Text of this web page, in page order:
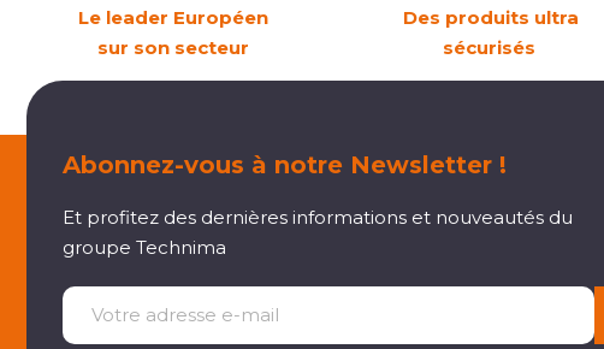
Le leader Européen
sur son secteur
Des produits ultra
sécurisés
Abonnez-vous à notre Newsletter !
Et profitez des dernières informations et nouveautés du
groupe Technima